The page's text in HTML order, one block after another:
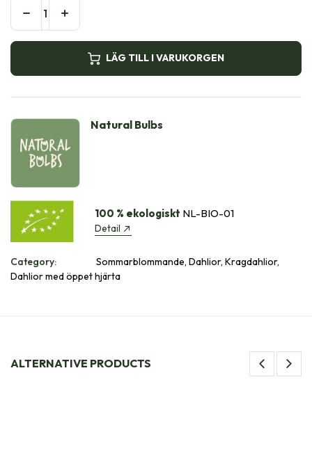
LÄG TILL I VARUKORGEN
Natural Bulbs
100 % ekologiskt NL-BIO-01
Detail
Category:
Sommarblommande, Dahlior, Kragdahlior,
Dahlior med öppet hjärta
ALTERNATIVE PRODUCTS